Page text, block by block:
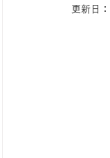
更新日：